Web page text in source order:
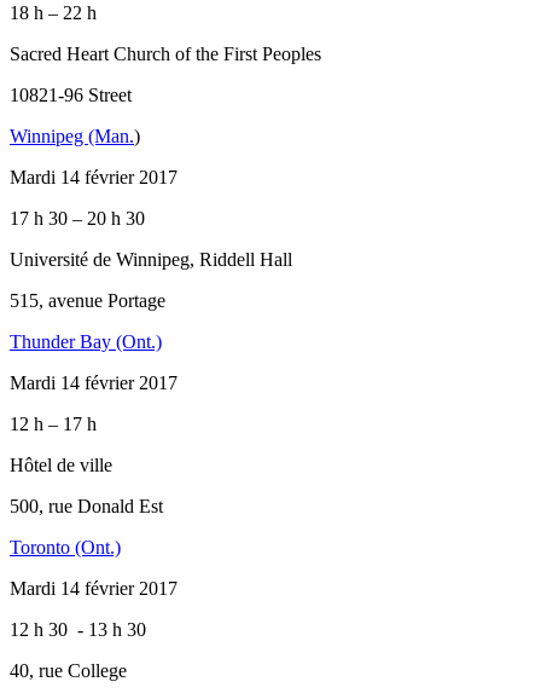
18 h – 22 h
Sacred Heart Church of the First Peoples
10821-96 Street
Winnipeg (Man.)
Mardi 14 février 2017
17 h 30 – 20 h 30
Université de Winnipeg, Riddell Hall
515, avenue Portage
Thunder Bay (Ont.)
Mardi 14 février 2017
12 h – 17 h
Hôtel de ville
500, rue Donald Est
Toronto (Ont.)
Mardi 14 février 2017
12 h 30 - 13 h 30
40, rue College